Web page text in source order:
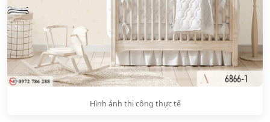
Hình ảnh thi công thực tế